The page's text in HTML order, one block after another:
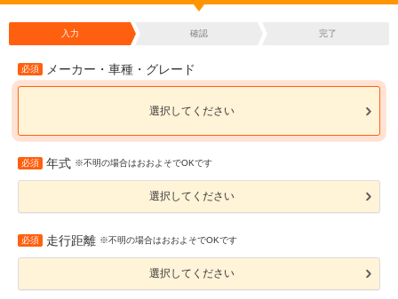
入力 確認 完了
必須 メーカー・車種・グレード
選択してください
必須 年式 ※不明の場合はおおよそでOKです
選択してください
必須 走行距離 ※不明の場合はおおよそでOKです
選択してください